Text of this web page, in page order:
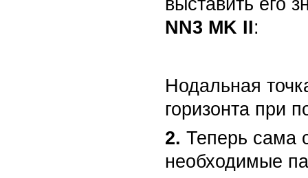
NN3 MK II:
Нодальная
горизонта при
2. Теперь сама
необходимые